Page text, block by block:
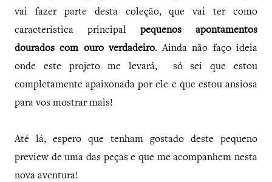
vai fazer parte desta coleção, que vai ter como
característica principal pequenos apontamentos
dourados com ouro verdadeiro. Ainda não faço ideia
onde este projeto me levará, só sei que estou
completamente apaixonada por ele e que estou ansiosa
para vos mostrar mais!
Até lá, espero que tenham gostado deste pequeno
preview de uma das peças e que me acompanhem nesta
nova aventura!